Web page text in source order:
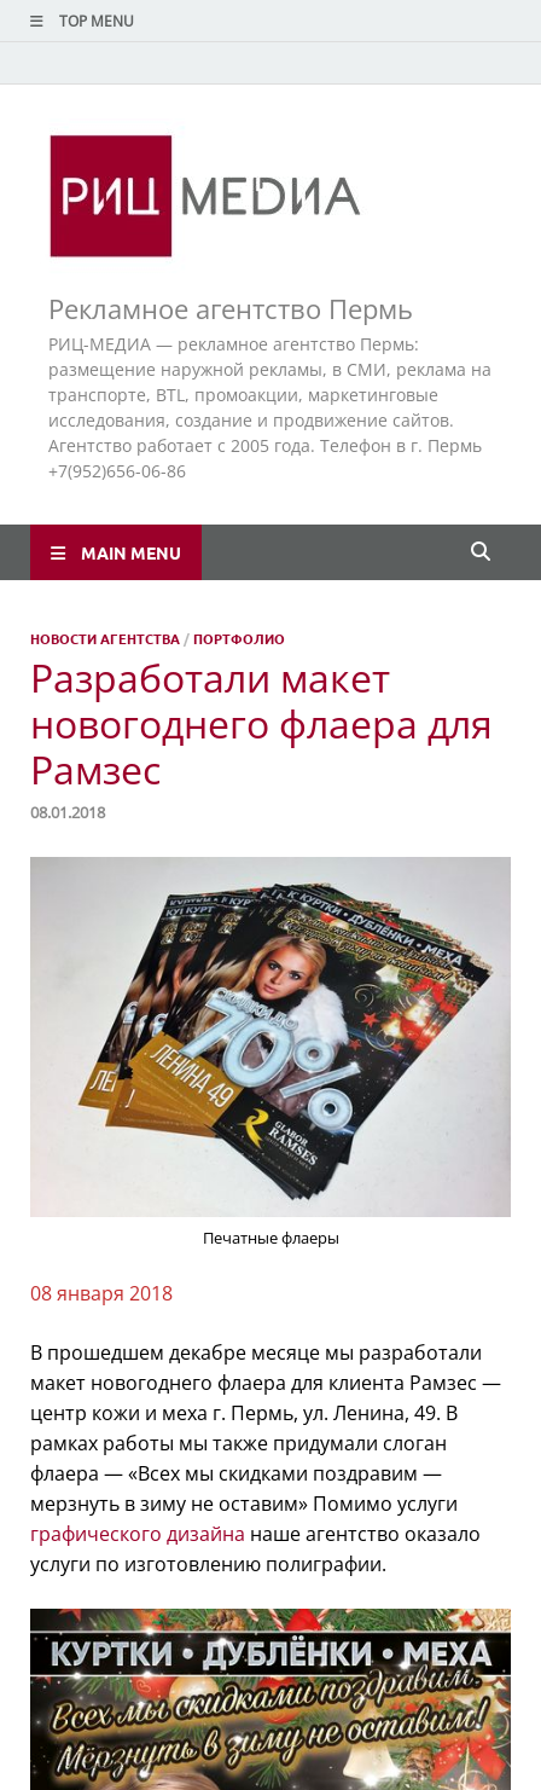
TOP MENU
Рекламное агентство Пермь
РИЦ-МЕДИА — рекламное агентство Пермь:
размещение наружной рекламы, в СМИ, реклама на
транспорте, BTL, промоакции, маркетинговые
исследования, создание и продвижение сайтов.
Агентство работает с 2005 года. Телефон в г. Пермь
+7(952)656-06-86
MAIN MENU
НОВОСТИ АГЕНТСТВА /ПОРТФОЛИО
Разработали макет
новогоднего флаера для
Рамзес
08.01.2018
Печатные флаеры
08 января 2018
В прошедшем декабре месяце мы разработали
макет новогоднего флаера для клиента Рамзес —
центр кожи и меха г. Пермь, ул. Ленина, 49. В
рамках работы мы также придумали слоган
флаера — «Всех мы скидками поздравим —
мерзнуть в зиму не оставим» Помимо услуги
графического дизайна наше агентство оказало
услуги по изготовлению полиграфии.